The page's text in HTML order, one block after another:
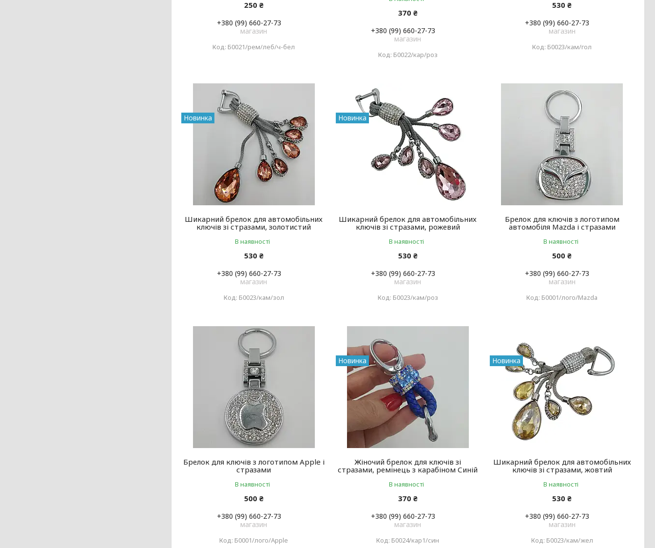
250 ₴
+380 (99) 660-27-73
магазин
Б0021/рем/леб/ч-бел
370 ₴
+380 (99) 660-27-73
магазин
Б0022/кар/роз
530 ₴
+380 (99) 660-27-73
магазин
Б0023/кам/гол
Новинка
Шикарний брелок для автомобільних
ключів зі стразами, золотистий
В наявності
530 ₴
+380 (99) 660-27-73
магазин
Б0023/кам/зол
Новинка
Шикарний брелок для автомобільних
ключів зі стразами, рожевий
В наявності
530 ₴
+380 (99) 660-27-73
магазин
Б0023/кам/роз
Брелок для ключів з логотипом
автомобіля Mazda і стразами
В наявності
500 ₴
+380 (99) 660-27-73
магазин
Б0001/лого/Mazda
Брелок для ключів з логотипом Apple і
стразами
В наявності
500 ₴
+380 (99) 660-27-73
магазин
Б0001/лого/Apple
Новинка
Жіночий брелок для ключів зі
стразами, ремінець з карабіном Синій
В наявності
370 ₴
+380 (99) 660-27-73
магазин
Б0024/кар1/син
Новинка
Шикарний брелок для автомобільних
ключів зі стразами, жовтий
В наявності
530 ₴
+380 (99) 660-27-73
магазин
Б0023/кам/жел